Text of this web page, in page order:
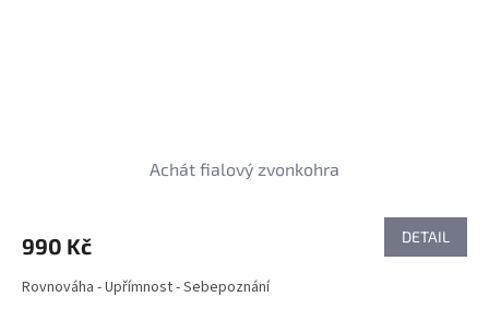
Achát fialový zvonkohra
990 Kč DETAIL
Rovnováha - Upřímnost - Sebepoznání